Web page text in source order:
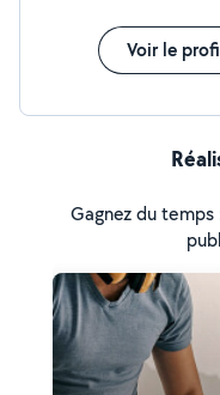
Voir le
Gagnez du